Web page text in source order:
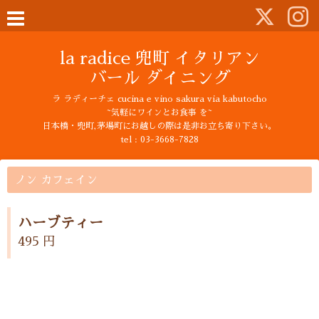
la radice 兜町 イタリアン
バール ダイニング
ラ ラディーチェ cucina e vino sakura via kabutocho
~気軽にワインとお食事 を~
日本橋・兜町,茅場町にお越しの際は是非お立ち寄り下さい。
tel : 03-3668-7828
ノン カフェイン
ハーブティー
495 円